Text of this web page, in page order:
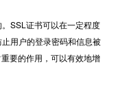
SSL证书可以在一定程度
用户的登录密码和信息被
要的作用，可以有效地增